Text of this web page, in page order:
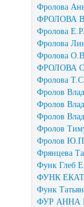
Фролова
ФРОЛОВА
Фролова Е.Р.
Фролова
Фролова
ФРОЛОВА
Фролова
Фролов
Фролов
Фролов
Фролов
Фролов
Фрянцева
Функ Глеб
ФУНК
Функ
ФУР АННА